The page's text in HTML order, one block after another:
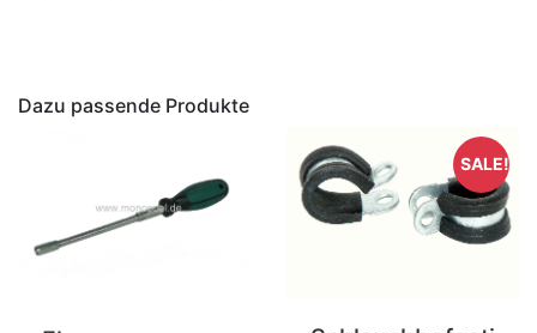
Dazu passende Produkte
SALE!